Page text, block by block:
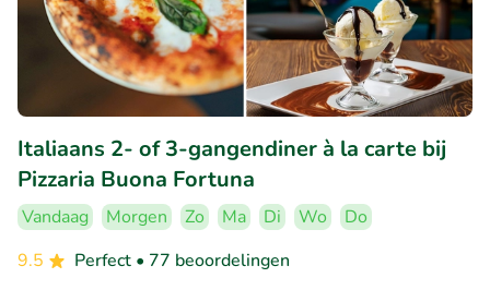
Italiaans 2- of 3-gangendiner à la carte bij
Pizzaria Buona Fortuna
Vandaag Morgen Zo Ma Di Wo
Do
9.5
Perfect • 77 beoordelingen